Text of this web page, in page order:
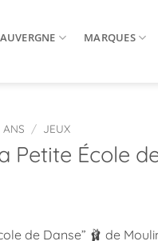
MARQUES
ANS / JEUX
Petite École
de Danse” 🩰 de